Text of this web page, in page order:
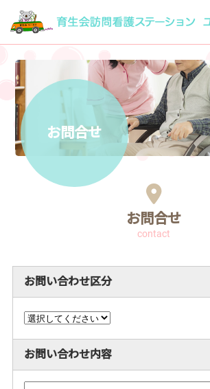
お問合せ
お問合せ
contact
お問い合わせ区分
お問い合わせ内容